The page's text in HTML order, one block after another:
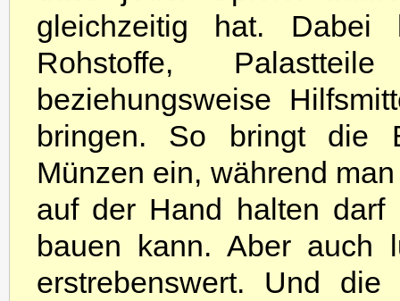
gleichzeitig hat.
Rohstoffe,
beziehungsweise
bringen. So bringt die
Münzen ein, während
auf der Hand halten darf
bauen kann. Aber auch
erstrebenswert. Und